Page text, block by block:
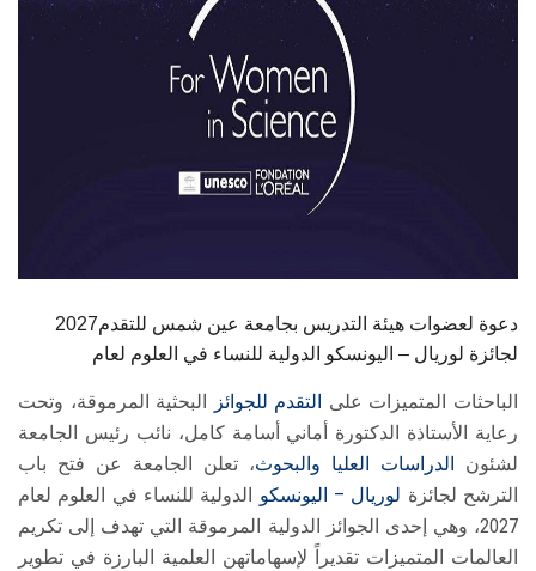
الدراسات العليا
2027دعوة لعضوات هيئة التدريس بجامعة عين شمس للتقدم
لجائزة لوريال – اليونسكو الدولية للنساء في العلوم لعام
الباحثات المتميزات على التقدم للجوائز
البحثية المرموقة، وتحت
رعاية الأستاذة الدكتورة أماني أسامة كامل، نائب رئيس الجامعة
لشئون الدراسات العليا والبحوث، تعلن الجامعة عن فتح باب
الترشح لجائزة لوريال – اليونسكو الدولية للنساء في العلوم لعام
2027، وهي إحدى الجوائز الدولية المرموقة التي تهدف إلى تكريم
العالمات المتميزات تقديراً لإسهاماتهن العلمية البارزة في تطوير